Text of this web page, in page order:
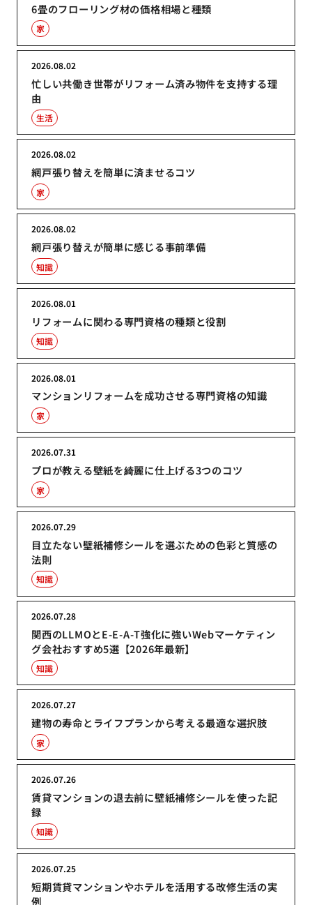
6畳のフローリング材の価格相場と種類
家
忙しい共働き世帯がリフォーム済み物件を支持する理
由
2026.08.02
生活
網戸張り替えを簡単に済ませるコツ
2026.08.02
家
網戸張り替えが簡単に感じる事前準備
2026.08.02
知識
リフォームに関わる専門資格の種類と役割
2026.08.01
知識
マンションリフォームを成功させる専門資格の知識
2026.08.01
家
プロが教える壁紙を綺麗に仕上げる3つのコツ
2026.07.31
家
目立たない壁紙補修シールを選ぶための色彩と質感の
法則
2026.07.29
知識
関西のLLMOとE-E-A-T強化に強いWebマーケティン
グ会社おすすめ5選【2026年最新】
2026.07.28
知識
建物の寿命とライフプランから考える最適な選択肢
2026.07.27
家
賃貸マンションの退去前に壁紙補修シールを使った記
録
2026.07.26
知識
短期賃貸マンションやホテルを活用する改修生活の実
例
2026.07.25